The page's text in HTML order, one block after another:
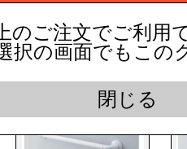
の店舗受注状
のご注文でご利用
択の画面でもこの
閉じる